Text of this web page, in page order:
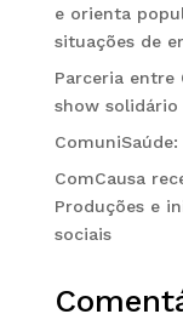
e orienta
situações de
Parceria entre
show solidário
ComCausa
Produções e
sociais